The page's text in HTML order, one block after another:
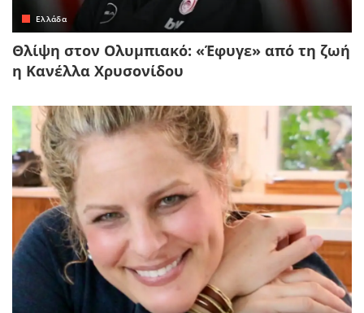
Ελλάδα
Θλίψη στον Ολυμπιακό: «Έφυγε» από τη ζωή
η Κανέλλα Χρυσονίδου